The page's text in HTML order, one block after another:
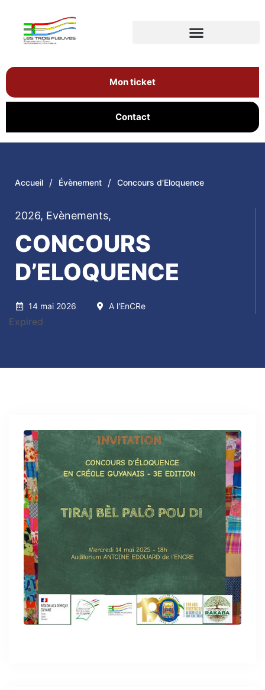
Mon ticket
Contact
Accueil / Évènement / Concours d’Eloquence
2026, Evènements,
CONCOURS
D’ELOQUENCE
14 mai 2026 A l'EnCRe
Expired